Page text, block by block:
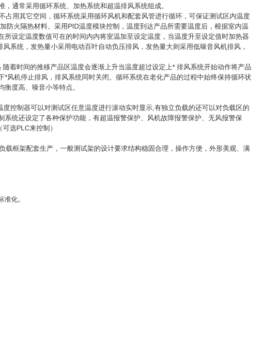
通常采用循环系统、加热系统和超温排风系统组成。
用其它空间，循环系统采用循环风机和配套风管进行循环，可保证测试区内温度
火隔热材料。采用PID温度模块控制，温度到达产品所需要温度后，根据室内温
设定温度数值可在的时间内内将室温加至设定温度，当温度升至设定值时加热器
系统，发热量小采用电动百叶自动负压排风，发热量大则采用低噪音风机排风，
着时间的推移产品区温度会逐渐上升当温度超过设定上* 排风系统开始动作将产品
风机停止排风，排风系统同时关闭。循环系统在老化产品的过程中始终保持循环状
均衡度高、噪音小等特点。
控制器可以对测试区任意温度进行滚动实时显示,有独立负载的还可以对负载区的
统还设定了各种保护功能，有超温报警保护、风机故障报警保护、无风报警保
（可选PLC来控制）
框架配套生产，一般测试架的设计要求结构稳固合理，操作方便，外形美观、满
化。